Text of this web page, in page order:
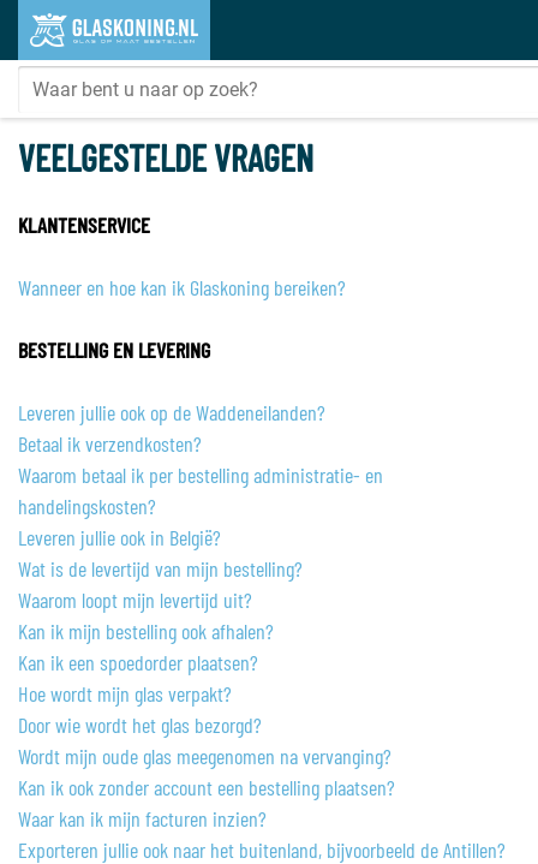
VEELGESTELDE VRAGEN
KLANTENSERVICE
Wanneer en hoe kan ik Glaskoning bereiken?
BESTELLING EN LEVERING
Leveren jullie ook op de Waddeneilanden?
Betaal ik verzendkosten?
Waarom betaal ik per bestelling administratie- en
handelingskosten?
Leveren jullie ook in België?
Wat is de levertijd van mijn bestelling?
Waarom loopt mijn levertijd uit?
Kan ik mijn bestelling ook afhalen?
Kan ik een spoedorder plaatsen?
Hoe wordt mijn glas verpakt?
Door wie wordt het glas bezorgd?
Wordt mijn oude glas meegenomen na vervanging?
Kan ik ook zonder account een bestelling plaatsen?
Waar kan ik mijn facturen inzien?
Exporteren jullie ook naar het buitenland, bijvoorbeeld de Antillen?